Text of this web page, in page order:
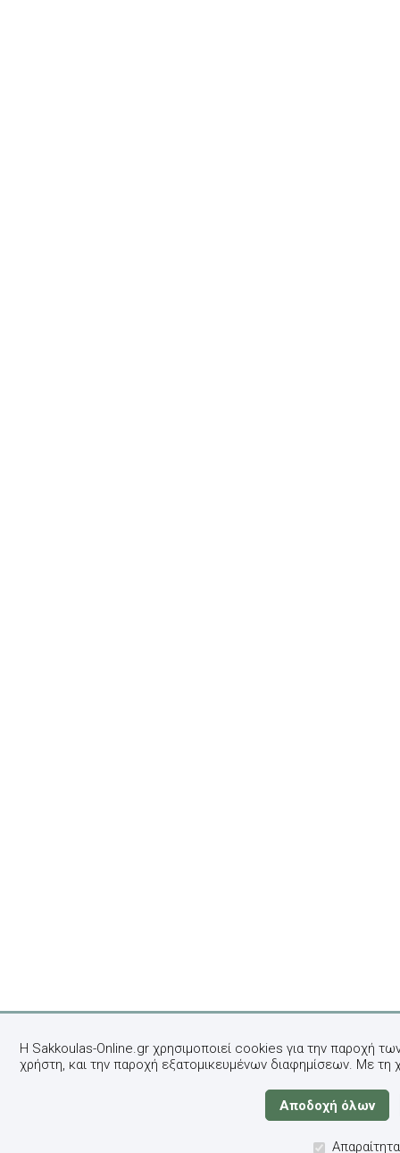
Η Sakkoulas-Online.gr χρησιμοποιεί cookies για την παροχή
χρήστη, και την παροχή εξατομικευμένων διαφημίσεων. Με